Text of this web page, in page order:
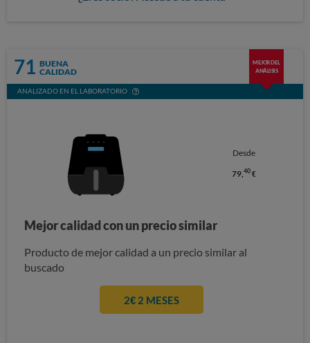
71 BUENA
CALIDAD
MEJOR DEL
ANÁLISIS
ANALIZADO EN EL LABORATORIO
Desde
79, 40€
Mejor calidad con un precio similar
Producto de mejor calidad a un precio similar al
buscado
2€ 2 MESES